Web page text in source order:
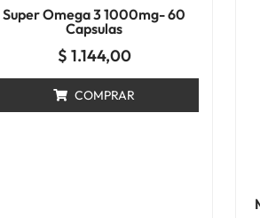
Super Omega 3 1000mg- 60
Capsulas
$ 1.144,00
COMPRAR